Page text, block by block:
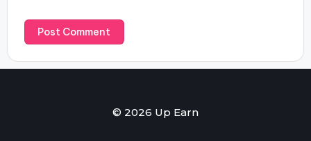
© 2026 Up Earn